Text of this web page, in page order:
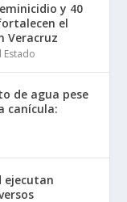
y 40
el
Veracruz
Estado
de agua pese
canícula:
ejecutan